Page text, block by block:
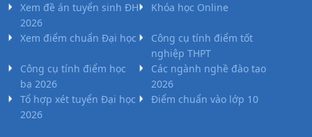
Xem đề án tuyển sinh ĐH
2026
Khóa học Online
Xem điểm chuẩn Đại học
Công cụ tính điểm tốt
nghiệp THPT
Công cụ tính điểm học
bạ 2026
Các ngành nghề đào tạo
2026
Tổ hợp xét tuyển Đại học
2026
Điểm chuẩn vào lớp 10